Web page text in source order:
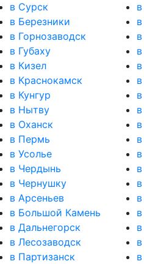
в Сурск
в Березники
в Горнозаводск
в Губаху
в Кизел
в Краснокамск
в Кунгур
в Нытву
в Оханск
в Пермь
в Усолье
в Чердынь
в Чернушку
в Арсеньев
в Большой Камень
в Дальнегорск
в Лесозаводск
в Партизанск